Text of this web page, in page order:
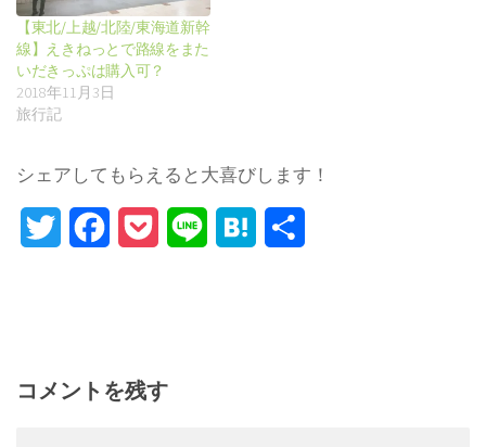
【東北/上越/北陸/東海道新幹
線】えきねっとで路線をまた
いだきっぷは購入可？
2018年11月3日
旅行記
シェアしてもらえると大喜びします！
Twitter FacebookPocket Line Hatena
コメントを残す